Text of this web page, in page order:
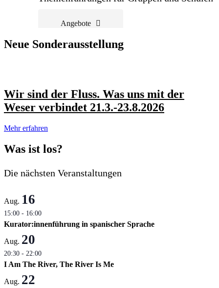
Angebote
Neue Sonderausstellung
Wir sind der Fluss. Was uns mit der
Weser verbindet 21.3.-23.8.2026
Mehr erfahren
Was ist los?
Die nächsten Veranstaltungen
Aug. 16
15:00 - 16:00
Kurator:innenführung in spanischer Sprache
Aug. 20
20:30 - 22:00
I Am The River, The River Is Me
Aug. 22